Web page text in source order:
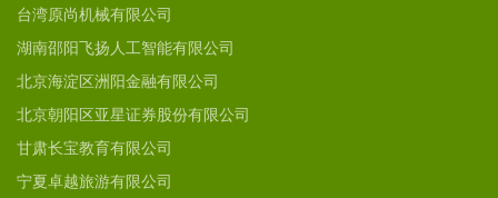
台湾原尚机械有限公司
湖南邵阳飞扬人工智能有限公司
北京海淀区洲阳金融有限公司
北京朝阳区亚星证券股份有限公司
甘肃长宝教育有限公司
宁夏卓越旅游有限公司